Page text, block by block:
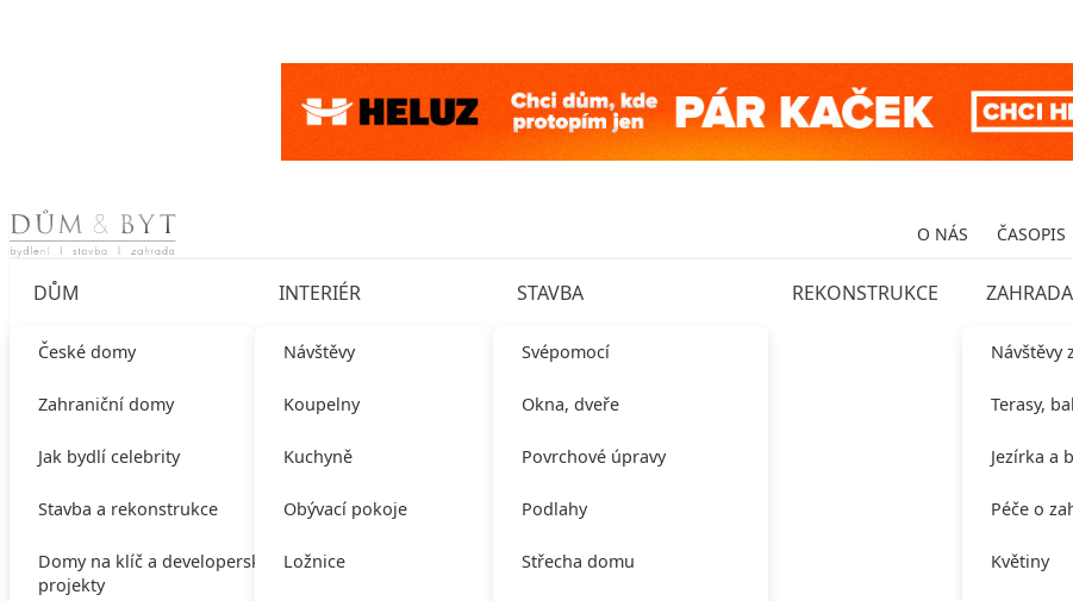
Skip to content O NÁS ČASOPIS
DŮM
České domy
Zahraniční domy
Jak bydlí celebrity
Stavba a rekonstrukce
Domy na klíč a developerské
projekty
INTERIÉR
Návštěvy
Koupelny
Kuchyně
Obývací pokoje
Ložnice
STAVBA
Svépomocí
Okna, dveře
Povrchové úpravy
Podlahy
Střecha domu
REKONSTRUKCE ZAHRADA
Návštěvy
Terasy,
Jezírka a
Péče o
Květiny